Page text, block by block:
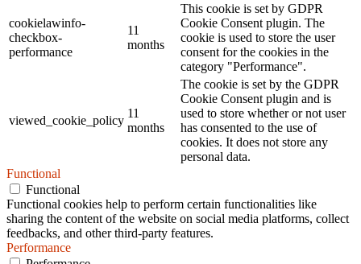
cookielawinfo-
checkbox-
performance
11
months
This cookie is set by GDPR
Cookie Consent plugin. The
cookie is used to store the user
consent for the cookies in the
category "Performance".
viewed_cookie_policy
11
months
The cookie is set by the GDPR
Cookie Consent plugin and is
used to store whether or not user
has consented to the use of
cookies. It does not store any
personal data.
Functional
Functional
Functional cookies help to perform certain functionalities like
sharing the content of the website on social media platforms, collect
feedbacks, and other third-party features.
Performance